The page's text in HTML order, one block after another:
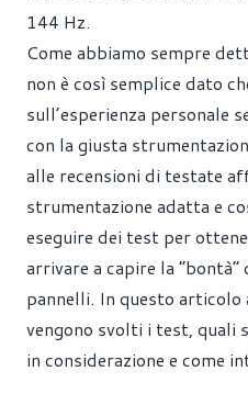
144 Hz.
Come abbiamo sempre
non è così semplice dato
sull’esperienza personale
con la giusta
alle recensioni di testate
strumentazione adatta e
eseguire dei test per
arrivare a capire la
pannelli. In questo articolo
vengono svolti i test, quali
in considerazione e come